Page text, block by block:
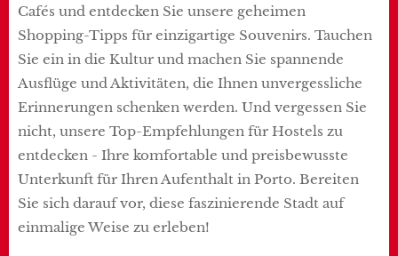
Cafés und entdecken Sie unsere geheimen
Shopping-Tipps für einzigartige Souvenirs. Tauchen
Sie ein in die Kultur und machen Sie spannende
Ausflüge und Aktivitäten, die Ihnen unvergessliche
Erinnerungen schenken werden. Und vergessen Sie
nicht, unsere Top-Empfehlungen für Hostels zu
entdecken - Ihre komfortable und preisbewusste
Unterkunft für Ihren Aufenthalt in Porto. Bereiten
Sie sich darauf vor, diese faszinierende Stadt auf
einmalige Weise zu erleben!